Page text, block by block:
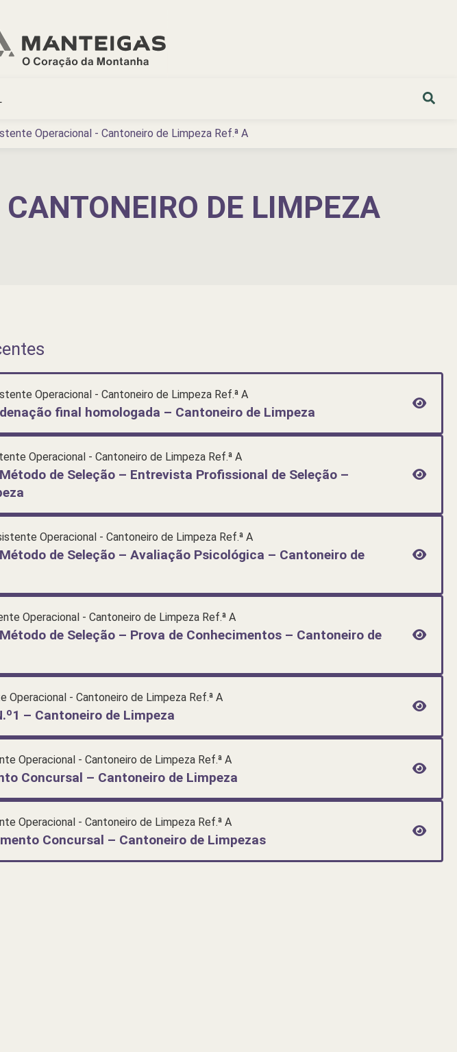
Operacional - Cantoneiro de Limpeza Ref.ª A
DE LIMPEZA
Operacional - Cantoneiro de Limpeza Ref.ª A
final homologada – Cantoneiro de Limpeza
Operacional - Cantoneiro de Limpeza Ref.ª A
de Seleção – Entrevista Profissional de Seleção –
Operacional - Cantoneiro de Limpeza Ref.ª A
de Seleção – Avaliação Psicológica – Cantoneiro de
Operacional - Cantoneiro de Limpeza Ref.ª A
de Seleção – Prova de Conhecimentos – Cantoneiro de
Operacional - Cantoneiro de Limpeza Ref.ª A
– Cantoneiro de Limpeza
Operacional - Cantoneiro de Limpeza Ref.ª A
Concursal – Cantoneiro de Limpeza
Operacional - Cantoneiro de Limpeza Ref.ª A
Concursal – Cantoneiro de Limpezas